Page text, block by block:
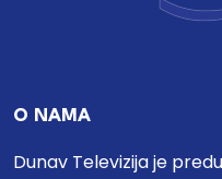
O NAMA
Dunav Televizija je